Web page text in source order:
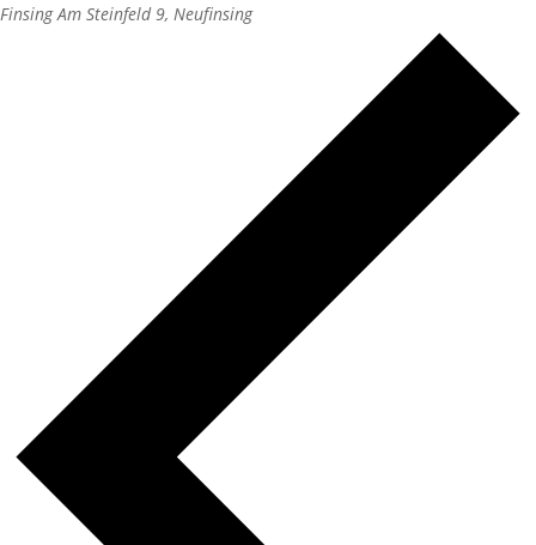
FinsingAm Steinfeld 9, Neufinsing